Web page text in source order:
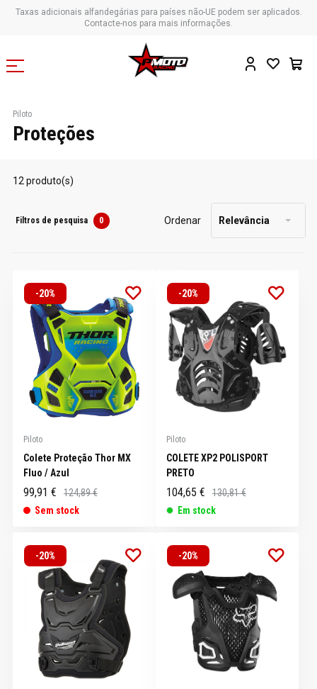
Taxas adicionais alfandegárias para países não-UE podem ser aplicados.
Contacte-nos para mais informações.
Piloto
Proteções
12 produto(s)
Filtros de pesquisa 0 Ordenar Relevância
-20%
Piloto
Colete Proteção Thor MX
Fluo / Azul
99,91 €
124,89 €
Sem stock
-20%
Piloto
COLETE XP2 POLISPORT
PRETO
104,65 €
130,81 €
Em stock
-20% -20%